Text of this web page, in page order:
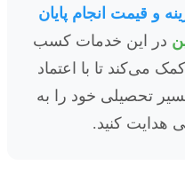
و قیمت انجام پایان
در این خدمات کسب
می‌کند تا با اعتماد
تحصیلی خود را به
هدایت کنید.